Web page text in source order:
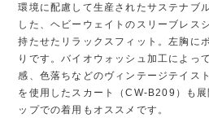
環境に配慮して生産されたサステナブ
した、ヘビーウェイトのスリーブレス
持たせたリラックスフィット。左胸に
りです。バイオウォッシュ加工によっ
感、色落ちなどのヴィンテージテイス
を使用したスカート（CW-B209）も
ップでの着用もオススメです。